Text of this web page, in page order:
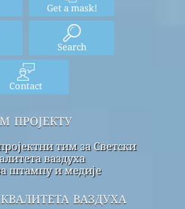
Get a mask!
Search
Contact
пројекту
тим за Светски
ваздуха
штампу и медије
ваздуха